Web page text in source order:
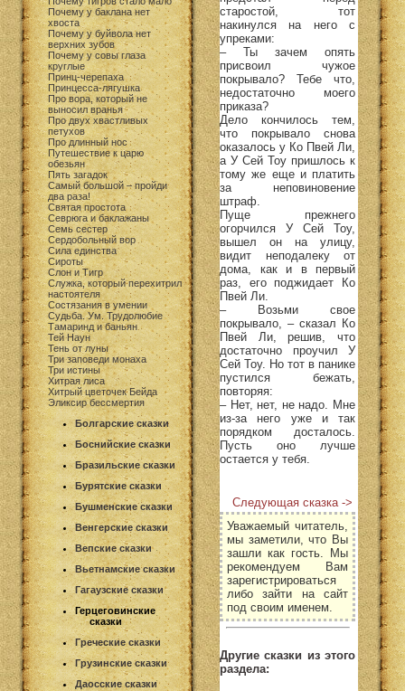
Почему у баклана нет
хвоста
Почему у буйвола нет
верхних зубов
Почему у совы глаза
круглые
Принц-черепаха
Принцесса-лягушка
Про вора, который не
выносил вранья
Про двух хвастливых
петухов
Про длинный нос
Путешествие к царю
обезьян
Пять загадок
Самый большой – пройди
два раза!
Святая простота
Севрюга и баклажаны
Семь сестер
Сердобольный вор
Сила единства
Сироты
Слон и Тигр
Служка, который перехитрил
настоятеля
Состязания в умении
Судьба. Ум. Трудолюбие
Тамаринд и баньян
Тей Наун
Тень от луны
Три заповеди монаха
Три истины
Хитрая лиса
Хитрый цветочек Бейда
Эликсир бессмертия
Болгарские сказки
Боснийские сказки
Бразильские сказки
Бурятские сказки
Бушменские сказки
Венгерские сказки
Вепские сказки
Вьетнамские сказки
Гагаузские сказки
Герцеговинские
сказки
Греческие сказки
Грузинские сказки
Даосские сказки
старостой, тот
накинулся на него с
упреками:
– Ты зачем опять
присвоил чужое
покрывало? Тебе что,
недостаточно моего
приказа?
Дело кончилось тем,
что покрывало снова
оказалось у Ко Пвей Ли,
а У Сей Тоу пришлось к
тому же еще и платить
за неповиновение
штраф.
Пуще прежнего
огорчился У Сей Тоу,
вышел он на улицу,
видит неподалеку от
дома, как и в первый
раз, его поджидает Ко
Пвей Ли.
– Возьми свое
покрывало, – сказал Ко
Пвей Ли, решив, что
достаточно проучил У
Сей Тоу. Но тот в панике
пустился бежать,
повторяя:
– Нет, нет, не надо. Мне
из-за него уже и так
порядком досталось.
Пусть оно лучше
остается у тебя.
Следующая сказка ->
Уважаемый читатель,
мы заметили, что Вы
зашли как гость. Мы
рекомендуем Вам
зарегистрироваться
либо зайти на сайт
под своим именем.
Другие сказки из этого
раздела: